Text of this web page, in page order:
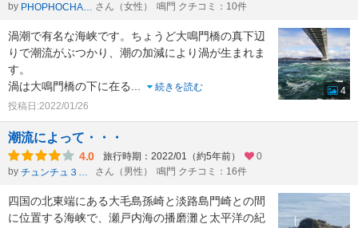
by
PHOPHOCHANG さん（女性） 鳴門 クチコミ：10件
渦潮で有名な海峡です。ちょうど大鳴門橋の真下辺
りで潮流がぶつかり、潮の加減により渦が生まれま
す。
渦は大鳴門橋の下に在る...
続きを読む
投稿日:2022/01/26
4
潮流によって・・・
4.0 旅行時期：2022/01（約5年前）
0
by
チュンチュ３１９ さん（男性） 鳴門 クチコミ：16件
四国の北東端にある大毛島孫崎と淡路島門崎との間
に位置する海峡で、瀬戸内海の播磨灘と太平洋の紀